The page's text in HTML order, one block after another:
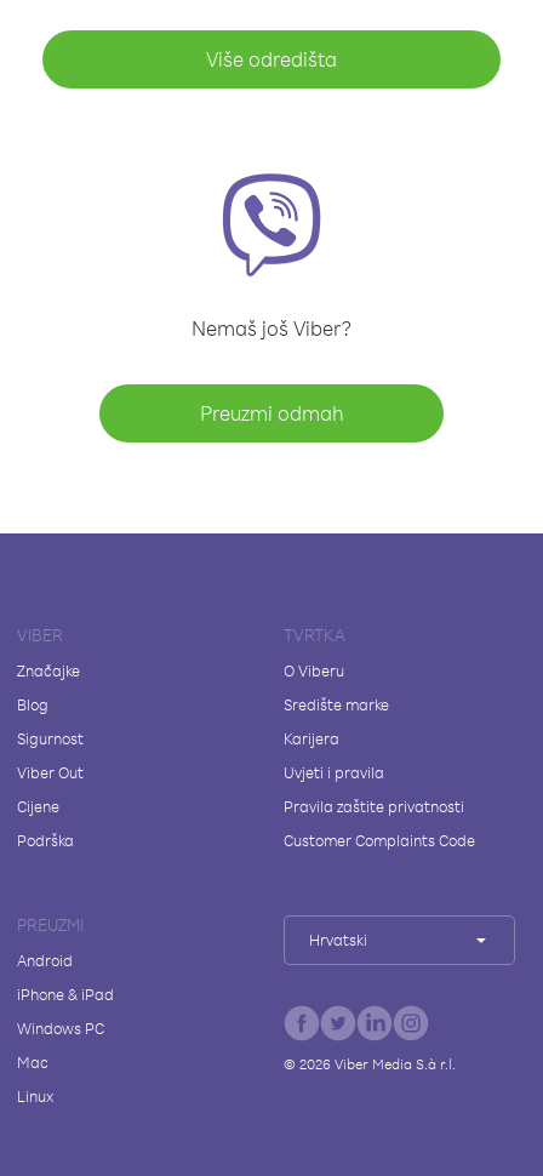
Više odredišta
Nemaš još Viber?
Preuzmi odmah
VIBER
Značajke
Blog
Sigurnost
Viber Out
Cijene
Podrška
TVRTKA
O Viberu
Središte marke
Karijera
Uvjeti i pravila
Pravila zaštite privatnosti
Customer Complaints Code
PREUZMI
Android
iPhone & iPad
Windows PC
Mac
Linux
Hrvatski
© 2026Viber Media S.à r.l.